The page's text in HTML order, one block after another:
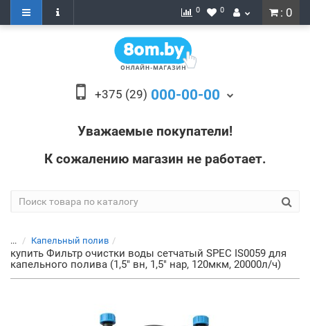
: 0
0 0
+375 (29) 000-00-00
Уважаемые покупатели!
К сожалению магазин не работает.
... Капельный полив
купить Фильтр очистки воды сетчатый SPEC IS0059 для
капельного полива (1,5" вн, 1,5" нар, 120мкм, 20000л/ч)